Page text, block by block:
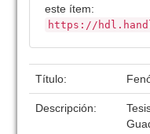
este ítem:
https://
Título:
Descripción: